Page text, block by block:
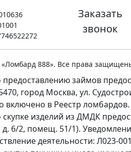
Заказать
звонок
888». Все права
предоставлению займов
город Москва, ул.
включено в Реестр ломбардов.
скупке изделий из ДМДК
д. 6/2, помещ. 51/1).
деятельности: Л023-